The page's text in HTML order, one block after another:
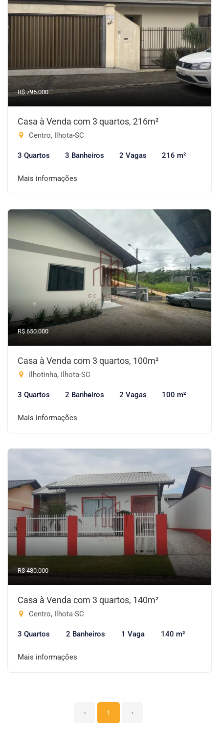
R$ 795.000
Casa à Venda com 3 quartos, 216m²
Centro, Ilhota-SC
3 Quartos 3 Banheiros 2 Vagas 216 m²
Mais informações
R$ 650.000
Casa à Venda com 3 quartos, 100m²
Ilhotinha, Ilhota-SC
3 Quartos 2 Banheiros 2 Vagas 100 m²
Mais informações
R$ 480.000
Casa à Venda com 3 quartos, 140m²
Centro, Ilhota-SC
3 Quartos 2 Banheiros 1 Vaga 140 m²
Mais informações
‹ 1 ›